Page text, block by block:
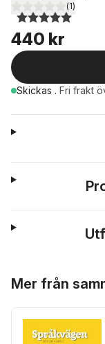
5,0utav 5 stjärnor.
(1)
440 kr
Skickas . Fri frakt
Mer från